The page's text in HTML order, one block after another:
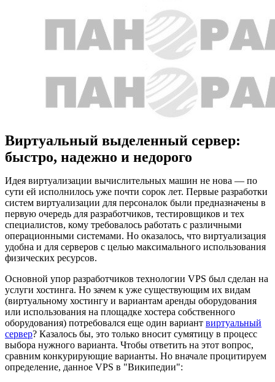
Виртуальный выделенный сервер:
быстро, надежно и недорого
Идея виртуализации вычислительных машин не нова — по
сути ей исполнилось уже почти сорок лет. Первые разработки
систем виртуализации для персоналок были предназначены в
первую очередь для разработчиков, тестировщиков и тех
специалистов, кому требовалось работать с различными
операционными системами. Но оказалось, что виртуализация
удобна и для серверов с целью максимального использования
физических ресурсов.
Основной упор разработчиков технологии VPS был сделан на
услуги хостинга. Но зачем к уже существующим их видам
(виртуальному хостингу и вариантам аренды оборудования
или использования на площадке хостера собственного
оборудования) потребовался еще один вариант виртуальный
сервер? Казалось бы, это только вносит сумятицу в процесс
выбора нужного варианта. Чтобы ответить на этот вопрос,
сравним конкурирующие варианты. Но вначале процитируем
определение, данное VPS в "Википедии":